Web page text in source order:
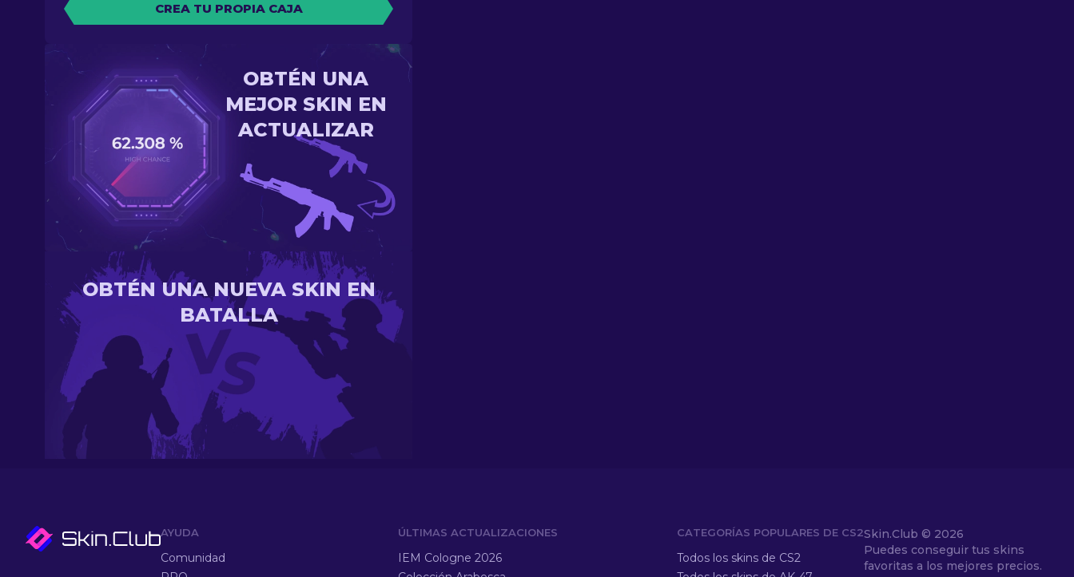
CREA TU PROPIA CAJA
OBTÉN UNA
MEJOR SKIN EN
ACTUALIZAR
OBTÉN UNA NUEVA SKIN EN
BATALLA
AYUDA
Comunidad
ÚLTIMAS ACTUALIZACIONES
IEM Cologne 2026
CATEGORÍAS POPULARES DE CS2
Todos los skins de CS2
Skin.Club © 2026
Puedes conseguir tus skins
favoritas a los mejores precios.